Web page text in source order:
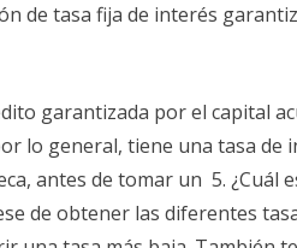
de tasa fija de interés
garantizada por el capital
lo general, tiene una tasa de
antes de tomar un 5. ¿Cuál
de obtener las diferentes